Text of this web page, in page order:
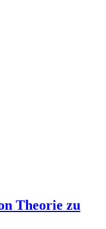
Theorie zu